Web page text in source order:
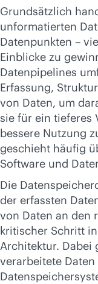
Grundsätzlich
unformatierten
Datenpunkten –
Einblicke zu
Datenpipelines
Erfassung,
von Daten, um
sie für ein tieferes
bessere Nutzung
geschieht häufig
Software und
Die
der erfassten
von Daten an den
kritischer Schritt
Architektur. Dabei
verarbeitete